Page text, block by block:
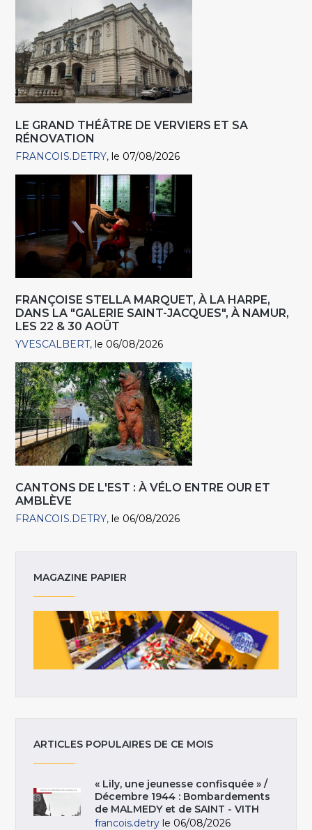
LE GRAND THÉÂTRE DE VERVIERS ET SA
RÉNOVATION
FRANCOIS.DETRY le 07/08/2026
FRANÇOISE STELLA MARQUET, À LA HARPE,
DANS LA "GALERIE SAINT-JACQUES", À NAMUR,
LES 22 & 30 AOÛT
YVESCALBERT le 06/08/2026
CANTONS DE L'EST : À VÉLO ENTRE OUR ET
AMBLÈVE
FRANCOIS.DETRY le 06/08/2026
MAGAZINE PAPIER
ARTICLES POPULAIRES DE CE MOIS
« Lily, une jeunesse confisquée » /
Décembre 1944 : Bombardements
de MALMEDY et de SAINT - VITH
francois.detry le 06/08/2026